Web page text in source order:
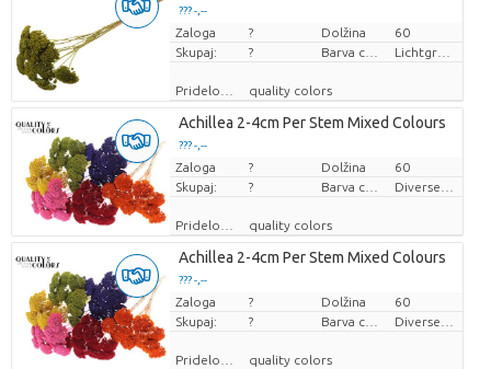
??? -,--
Cena za kos
Zaloga ? Dolžina
60
Skupaj:
?
quality colors
Achillea 2-4cm Per Stem Mixed Colours
??? -,--
Cena za kos
Zaloga ? Dolžina
60
Skupaj:
?
quality colors
Achillea 2-4cm Per Stem Mixed Colours
??? -,--
Cena za kos
Zaloga ? Dolžina
60
Skupaj:
?
quality colors